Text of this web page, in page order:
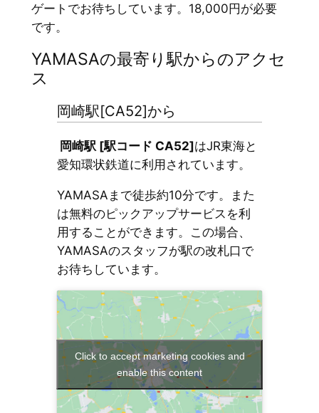
ゲートでお待ちしています。18,000円が必要
です。
YAMASAの最寄り駅からのアクセ
ス
岡崎駅[CA52]から
岡崎駅 [駅コード CA52]はJR東海と
愛知環状鉄道に利用されています。
YAMASAまで徒歩約10分です。また
は無料のピックアップサービスを利
用することができます。この場合、
YAMASAのスタッフが駅の改札口で
お待ちしています。
Click to accept marketing cookies and
enable this content